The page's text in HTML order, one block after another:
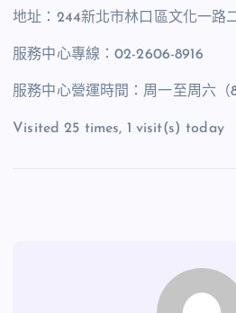
地址：244新北市林口區文化一路
服務中心專線：02-2606-8916
服務中心營運時間：周一至周六（
Visited 25 times, 1 visit(s) today